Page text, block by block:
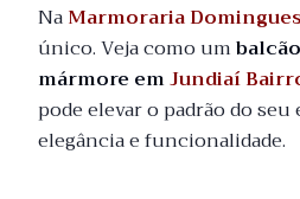
NaMarmoraria Domingues
único. Veja como um
mármore emJundiaí
pode elevar o padrão do seu
elegância e funcionalidade.